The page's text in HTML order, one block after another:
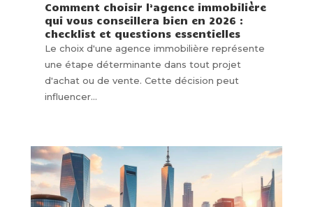
Comment choisir l’agence immobilière
qui vous conseillera bien en 2026 :
checklist et questions essentielles
Le choix d'une agence immobilière représente
une étape déterminante dans tout projet
d'achat ou de vente. Cette décision peut
influencer...